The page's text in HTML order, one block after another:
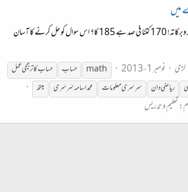
السلام علیکم ورحمۃ اللہ وبرکاتہ! 170 کتنا فی صد ہے 185 کا؟ اس سوال کو حل کرنے کا آسان
لڑی نومبر 1، 2013 math حساب
حساب کا ترجیحی عمل
ریاضی دان سرسری معلومات محمد اسامہ سَرسَری میتھ
تعلیم و تدریس